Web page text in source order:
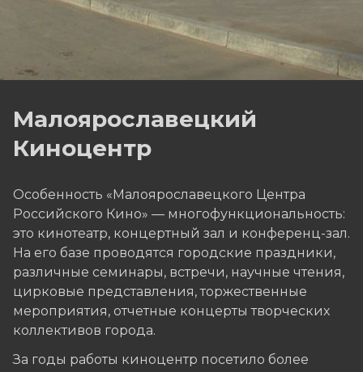
Малоярославецкий
Киноцентр
Особенность «Малоярославецкого Центра
Российского Кино» — многофункциональность:
это кинотеатр, концертный зал и конференц-зал.
На его базе проводятся городские праздники,
различные семинары, встречи, научные чтения,
цирковые представления, торжественные
мероприятия, отчетные концерты творческих
коллективов города.
За годы работы киноцентр посетило более